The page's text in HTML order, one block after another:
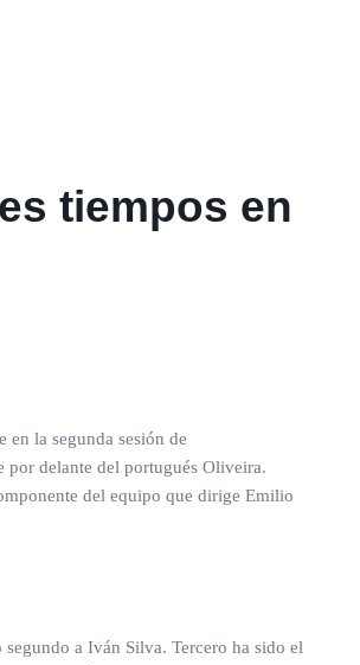
tiempos en
la segunda sesión de
por delante del portugués Oliveira.
del equipo que dirige Emilio
a Iván Silva. Tercero ha sido el